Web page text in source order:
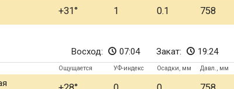
+31 1 0.1 758
Восход: 07:04 Закат: 19:24
Ощущается УФ-индекс Осадки, мм Давл., мм